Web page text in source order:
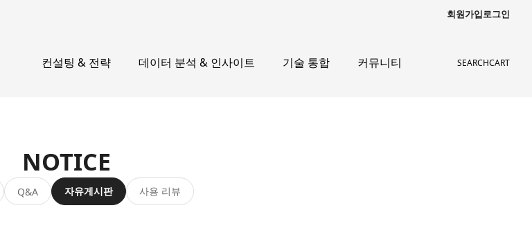
회원가입로그인
컨설팅 & 전략 데이터 분석 & 인사이트 기술 통합 커뮤니티 SEARCHCART
NOTICE
Q&A 자유게시판 사용 리뷰